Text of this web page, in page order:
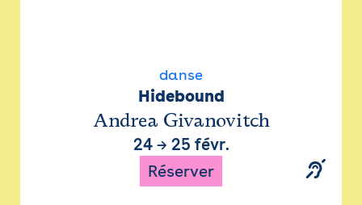
danse
Hidebound
Andrea Givanovitch
24→ 25 févr.
Réserver